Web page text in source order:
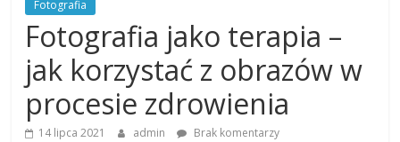
Fotografia
Fotografia jako terapia –
jak korzystać z obrazów w
procesie zdrowienia
14 lipca 2021 admin Brak komentarzy